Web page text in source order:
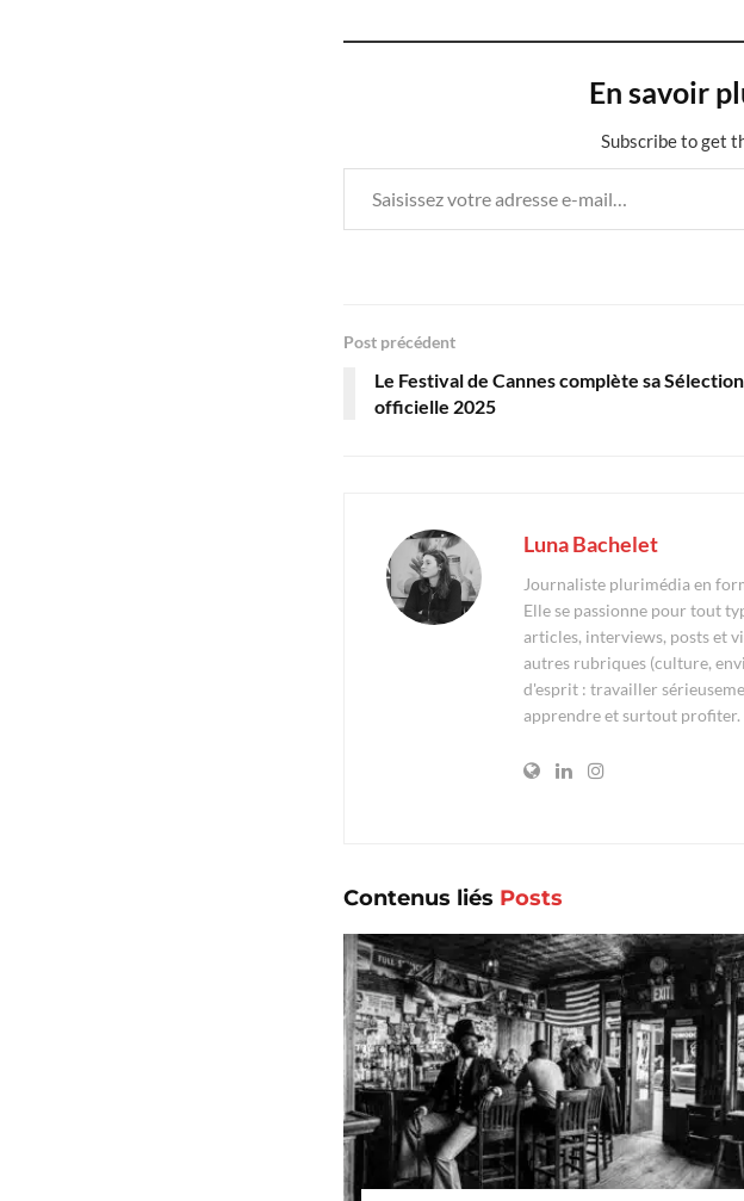
En savoir
Subscribe to get
Saisissez votre adresse e-mail…
Post précédent
Le Festival de Cannes complète sa Sélection
officielle 2025
Luna Bachelet
Journaliste plurimédia en
Elle se passionne pour tout
articles, interviews, posts et
autres rubriques (culture,
d'esprit : travailler
apprendre et surtout profiter.
Contenus liés Posts